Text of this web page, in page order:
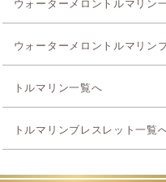
ウォーターメロントルマリン
ウォーターメロントルマリン
トルマリン一覧へ
トルマリンブレスレット一覧